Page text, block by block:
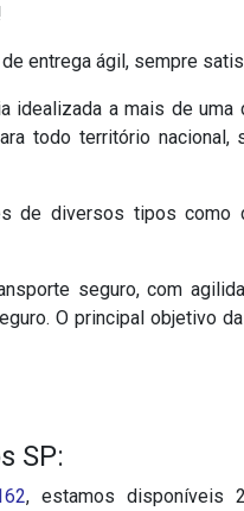
entrega ágil, sempre
idealizada a mais de uma
todo território
de diversos tipos como
seguro, com
O principal objetivo
SP:
, estamos disponíveis